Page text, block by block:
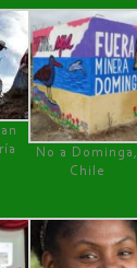
No a Dominga,
Chile